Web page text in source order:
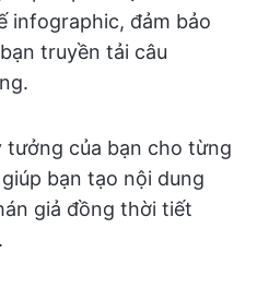
infographic, đảm bảo
truyền tải câu
tưởng của bạn cho từng
bạn tạo nội dung
giả đồng thời tiết